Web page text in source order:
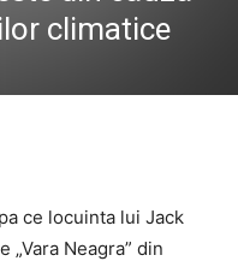
climatice
ce locuinta lui Jack
Neagra” din